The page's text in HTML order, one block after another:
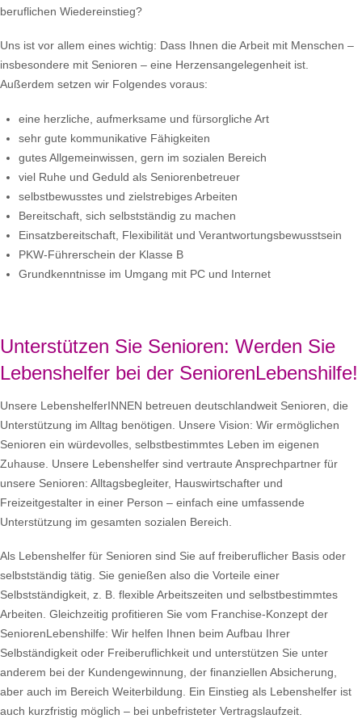
beruflichen Wiedereinstieg?
Uns ist vor allem eines wichtig: Dass Ihnen die Arbeit mit Menschen –
insbesondere mit Senioren – eine Herzensangelegenheit ist.
Außerdem setzen wir Folgendes voraus:
eine herzliche, aufmerksame und fürsorgliche Art
sehr gute kommunikative Fähigkeiten
gutes Allgemeinwissen, gern im sozialen Bereich
viel Ruhe und Geduld als Seniorenbetreuer
selbstbewusstes und zielstrebiges Arbeiten
Bereitschaft, sich selbstständig zu machen
Einsatzbereitschaft, Flexibilität und Verantwortungsbewusstsein
PKW-Führerschein der Klasse B
Grundkenntnisse im Umgang mit PC und Internet
Unterstützen Sie Senioren: Werden Sie
Lebenshelfer bei der SeniorenLebenshilfe!
Unsere LebenshelferINNEN betreuen deutschlandweit Senioren, die
Unterstützung im Alltag benötigen. Unsere Vision: Wir ermöglichen
Senioren ein würdevolles, selbstbestimmtes Leben im eigenen
Zuhause. Unsere Lebenshelfer sind vertraute Ansprechpartner für
unsere Senioren: Alltagsbegleiter, Hauswirtschafter und
Freizeitgestalter in einer Person – einfach eine umfassende
Unterstützung im gesamten sozialen Bereich.
Als Lebenshelfer für Senioren sind Sie auf freiberuflicher Basis oder
selbstständig tätig. Sie genießen also die Vorteile einer
Selbstständigkeit, z. B. flexible Arbeitszeiten und selbstbestimmtes
Arbeiten. Gleichzeitig profitieren Sie vom Franchise-Konzept der
SeniorenLebenshilfe: Wir helfen Ihnen beim Aufbau Ihrer
Selbständigkeit oder Freiberuflichkeit und unterstützen Sie unter
anderem bei der Kundengewinnung, der finanziellen Absicherung,
aber auch im Bereich Weiterbildung. Ein Einstieg als Lebenshelfer ist
auch kurzfristig möglich – bei unbefristeter Vertragslaufzeit.